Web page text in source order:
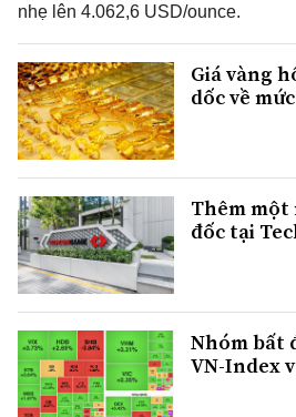
nhẹ lên 4.062,6 USD/ounce.
Giá vàng
dốc về
Thêm một
đốc tại
Nhóm bất
VN-Index